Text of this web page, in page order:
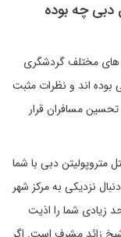
دبی چه بوده
های مختلف گردشگری
بوده اند و نظرات مثبت
مسافران قرار
متروپولیتن دبی با شما
نزدیکی به مرکز شهر
زیادی شما را اذیت